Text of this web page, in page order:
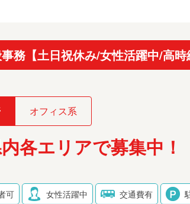
務【土日祝休み/女性活躍中/高時
オフィス系
各エリアで募集中！
可 女性活躍中 交通費有